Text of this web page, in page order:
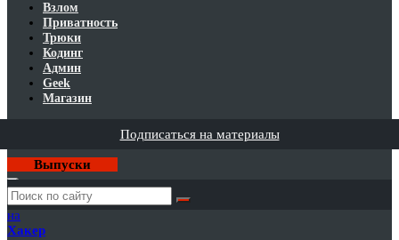
Взлом
Приватность
Трюки
Кодинг
Админ
Geek
Магазин
Подписаться на материалы
Выпуски
Годовая
подписка
на
Хакер